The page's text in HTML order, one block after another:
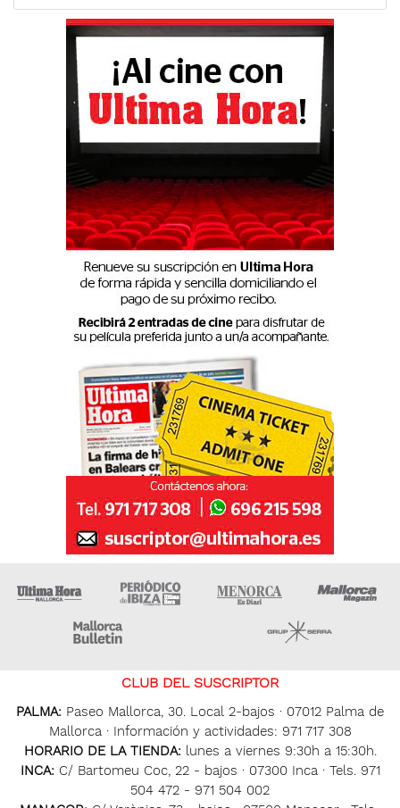
Ultima Hora Ultima hora Ibiza Menorca • Es Diari
CLUB DEL SUSCRIPTOR
PALMA: Paseo Mallorca, 30. Local 2-bajos · 07012 Palma de
Mallorca · Información y actividades: 971 717 308
HORARIO DE LA TIENDA: lunes a viernes 9:30h a 15:30h.
INCA: C/ Bartomeu Coc, 22 - bajos · 07300 Inca · Tels. 971
504 472 - 971 504 002